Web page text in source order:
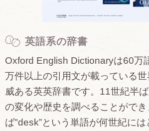
英語系の辞書
Oxford English Dictionaryは60万
万件以上の引用文が載っている
威ある英英辞書です。11世紀半
の変化や歴史を調べることができ
ば"desk”という単語が何世紀に